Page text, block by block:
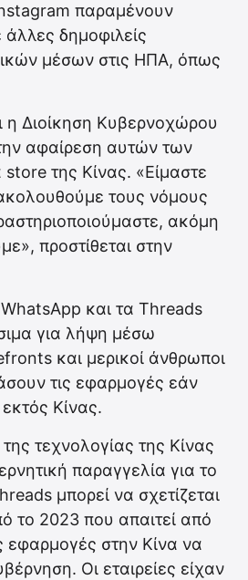
παραμένουν
άλλες δημοφιλείς
μέσων στις ΗΠΑ, όπως
η Διοίκηση Κυβερνοχώρου
αφαίρεση αυτών των
της Κίνας. «Είμαστε
τους νόμους
ακόμη
προστίθεται στην
WhatsApp και τα Threads
για λήψη μέσω
και μερικοί άνθρωποι
τις εφαρμογές εάν
Κίνας.
τεχνολογίας της Κίνας
παραγγελία για το
μπορεί να σχετίζεται
το 2023 που απαιτεί από
εφαρμογές στην Κίνα να
Οι εταιρείες είχαν